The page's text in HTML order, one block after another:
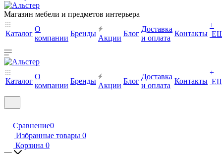
Магазин мебели и предметов интерьера
Каталог
О
компании
Бренды
Акции
Блог
Доставка
и оплата
Контакты
+
Каталог
О
компании
Бренды
Акции
Блог
Доставка
и оплата
Контакты
+
Сравнение0
Избранные товары 0
Корзина 0